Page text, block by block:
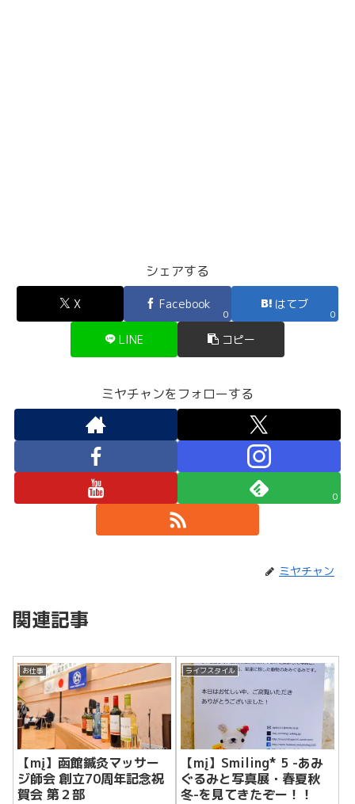
シェアする
X Facebook
0
はてブ
0
LINE コピー
ミヤチャンをフォローする
0
ミヤチャン
関連記事
お仕事
【mį】函館鍼灸マッサー
ジ師会 創立70周年記念祝
賀会 第２部
ライフスタイル
【mį】Smiling* 5 -あみ
ぐるみと写真展・春夏秋
冬-を見てきたぞー！！